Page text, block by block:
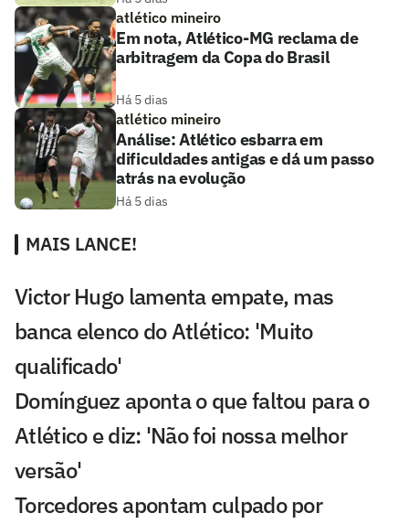
atlético mineiro
Em nota, Atlético-MG reclama de
arbitragem da Copa do Brasil
Há 5 dias
atlético mineiro
Análise: Atlético esbarra em
dificuldades antigas e dá um passo
atrás na evolução
Há 5 dias
MAIS LANCE!
Victor Hugo lamenta empate, mas
banca elenco do Atlético: 'Muito
qualificado'
Domínguez aponta o que faltou para o
Atlético e diz: 'Não foi nossa melhor
versão'
Torcedores apontam culpado por